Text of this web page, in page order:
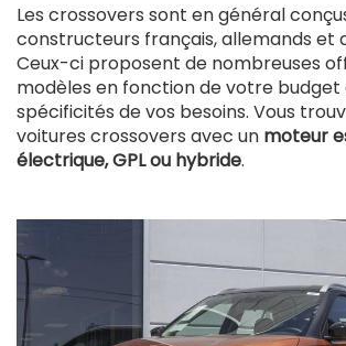
Les crossovers sont en général
constructeurs français, allemands et
Ceux-ci proposent de nombreuses
modèles en fonction de votre budget
spécificités de vos besoins. Vous
voitures crossovers avec un moteur
électrique, GPL ou hybride.